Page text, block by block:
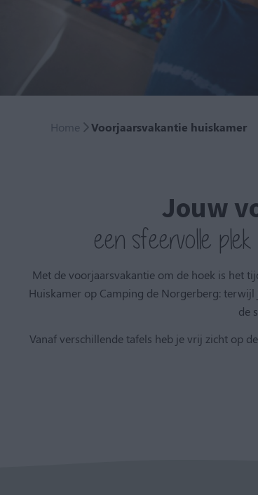
Home Voorjaarsvakantie huiskamer
Jouw
een sfeervolle
Met de voorjaarsvakantie om de hoek is het
Huiskamer op Camping de Norgerberg:
de
Vanaf verschillende tafels heb je vrij zicht op